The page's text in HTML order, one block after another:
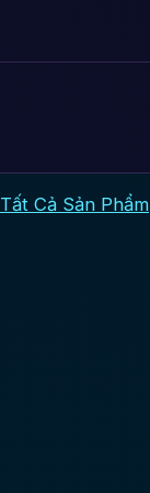
Tất Cả Sản Phẩm